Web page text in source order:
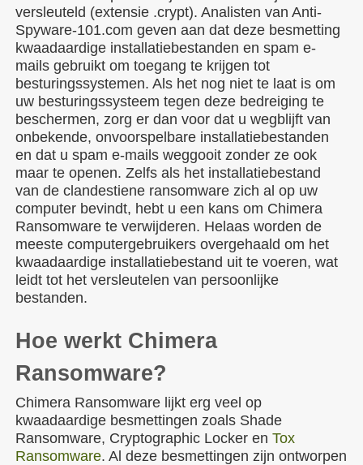
versleuteld (extensie .crypt). Analisten van Anti-
Spyware-101.com geven aan dat deze besmetting
kwaadaardige installatiebestanden en spam e-
mails gebruikt om toegang te krijgen tot
besturingssystemen. Als het nog niet te laat is om
uw besturingssysteem tegen deze bedreiging te
beschermen, zorg er dan voor dat u wegblijft van
onbekende, onvoorspelbare installatiebestanden
en dat u spam e-mails weggooit zonder ze ook
maar te openen. Zelfs als het installatiebestand
van de clandestiene ransomware zich al op uw
computer bevindt, hebt u een kans om Chimera
Ransomware te verwijderen. Helaas worden de
meeste computergebruikers overgehaald om het
kwaadaardige installatiebestand uit te voeren, wat
leidt tot het versleutelen van persoonlijke
bestanden.
Hoe werkt Chimera
Ransomware?
Chimera Ransomware lijkt erg veel op
kwaadaardige besmettingen zoals Shade
Ransomware, Cryptographic Locker en Tox
Ransomware. Al deze besmettingen zijn ontworpen